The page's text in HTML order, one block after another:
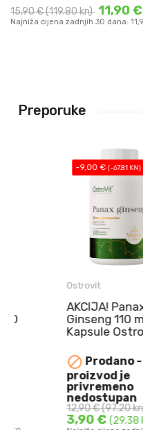
15,90 €(119.80 kn) 11,90 €
Najniža cijena zadnjih 30 dana:
Preporuke
(-67.81 KN)
AKCIJA! Panax
Ginseng 110 mg
Kapsule Ostrovit...
Prodano -
proizvod je
privremeno
nedostupan
(97.20 kn)
3,90 €(29.38 kn)
NAJBOLJE
UPOTRIJEBITI DO
10.08.2026.
Panax Ginseng 110
mg Kapsule Ostrovit ...